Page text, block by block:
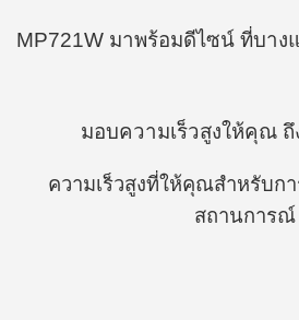
MP721W มาพร้อมดีไซน์ ที่บาง
มอบความเร็วสูงให้คุณ ถึ
ความเร็วสูงที่ให้คุณสำหรับก
สถานการณ์